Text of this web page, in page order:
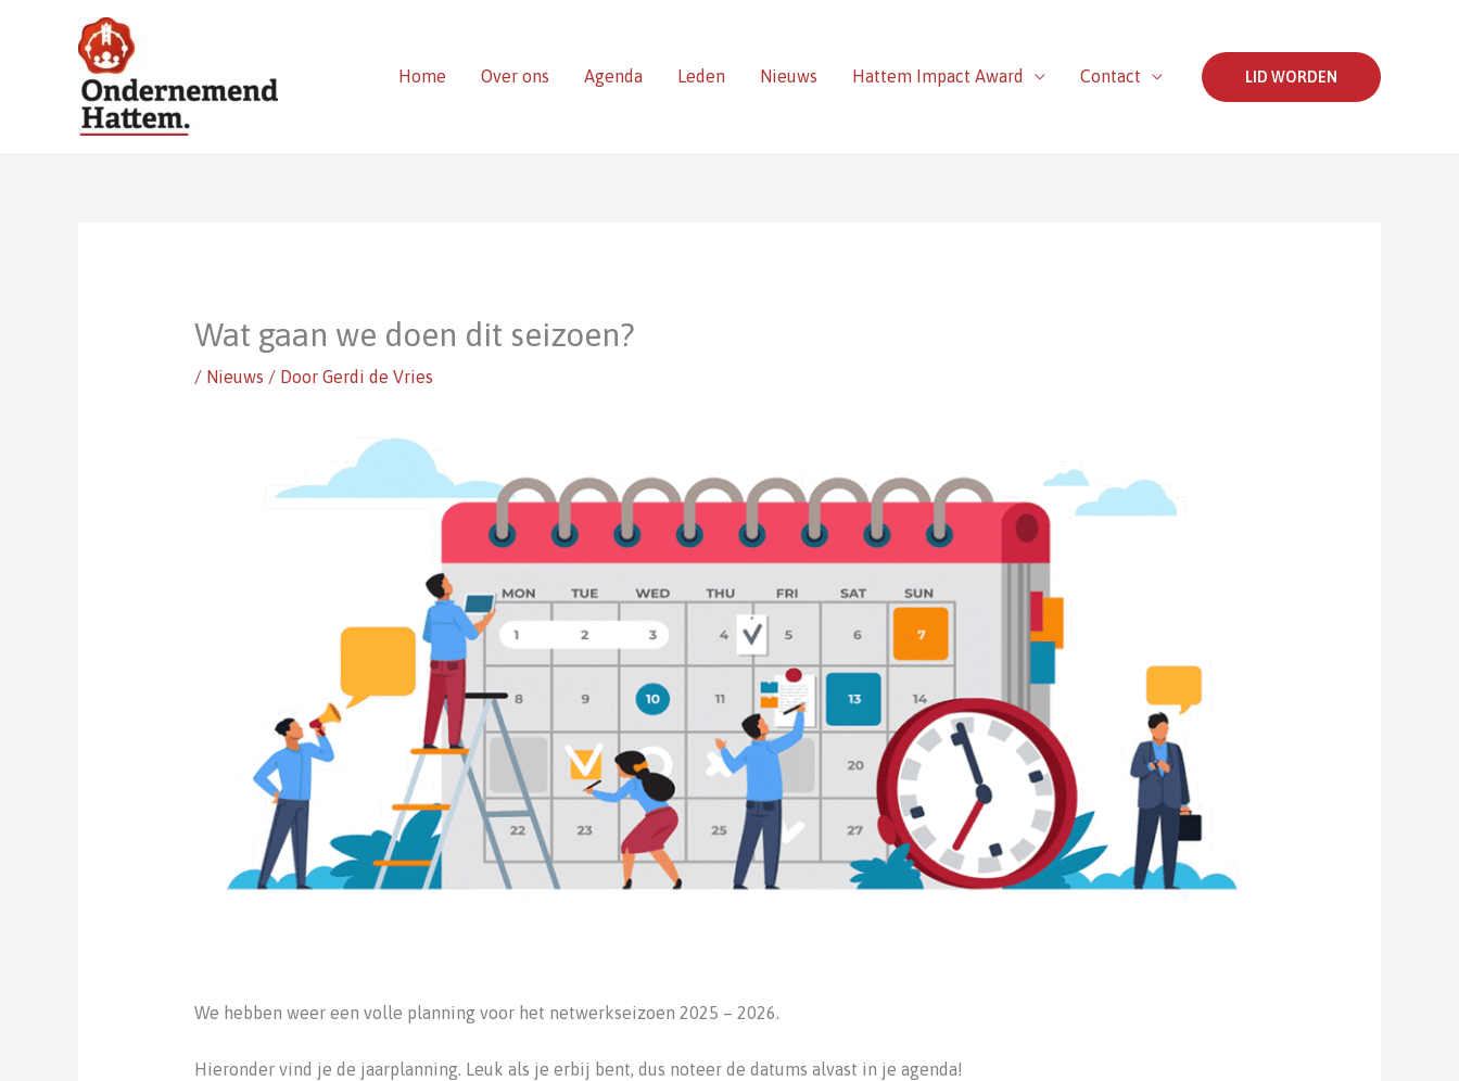
Home Over ons Agenda Leden Nieuws Hattem Impact Award Contact LID WORDEN
Wat gaan we doen dit seizoen?
/ Nieuws / Door Gerdi de Vries
We hebben weer een volle planning voor het netwerkseizoen 2025 – 2026.
Hieronder vind je de jaarplanning. Leuk als je erbij bent, dus noteer de datums alvast in je agenda!